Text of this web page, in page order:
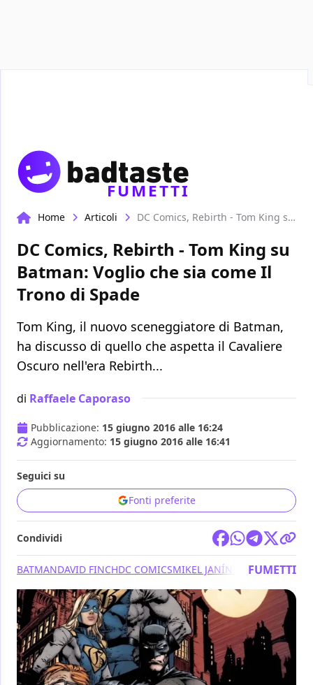
FUMETTI
Home Articoli DC Comics, Rebirth - Tom King su Batman: Voglio che sia come Il Trono di Spade
DC Comics, Rebirth - Tom King su
Batman: Voglio che sia come Il
Trono di Spade
Tom King, il nuovo sceneggiatore di Batman,
ha discusso di quello che aspetta il Cavaliere
Oscuro nell'era Rebirth...
di Raffaele Caporaso
Pubblicazione: 15 giugno 2016 alle 16:24
Aggiornamento: 15 giugno 2016 alle 16:41
Seguici su
Fonti preferite
Condividi
BATMANDAVID FINCHDC COMICSMIKEL JANÍN REBIRTHTOM
FUMETTI